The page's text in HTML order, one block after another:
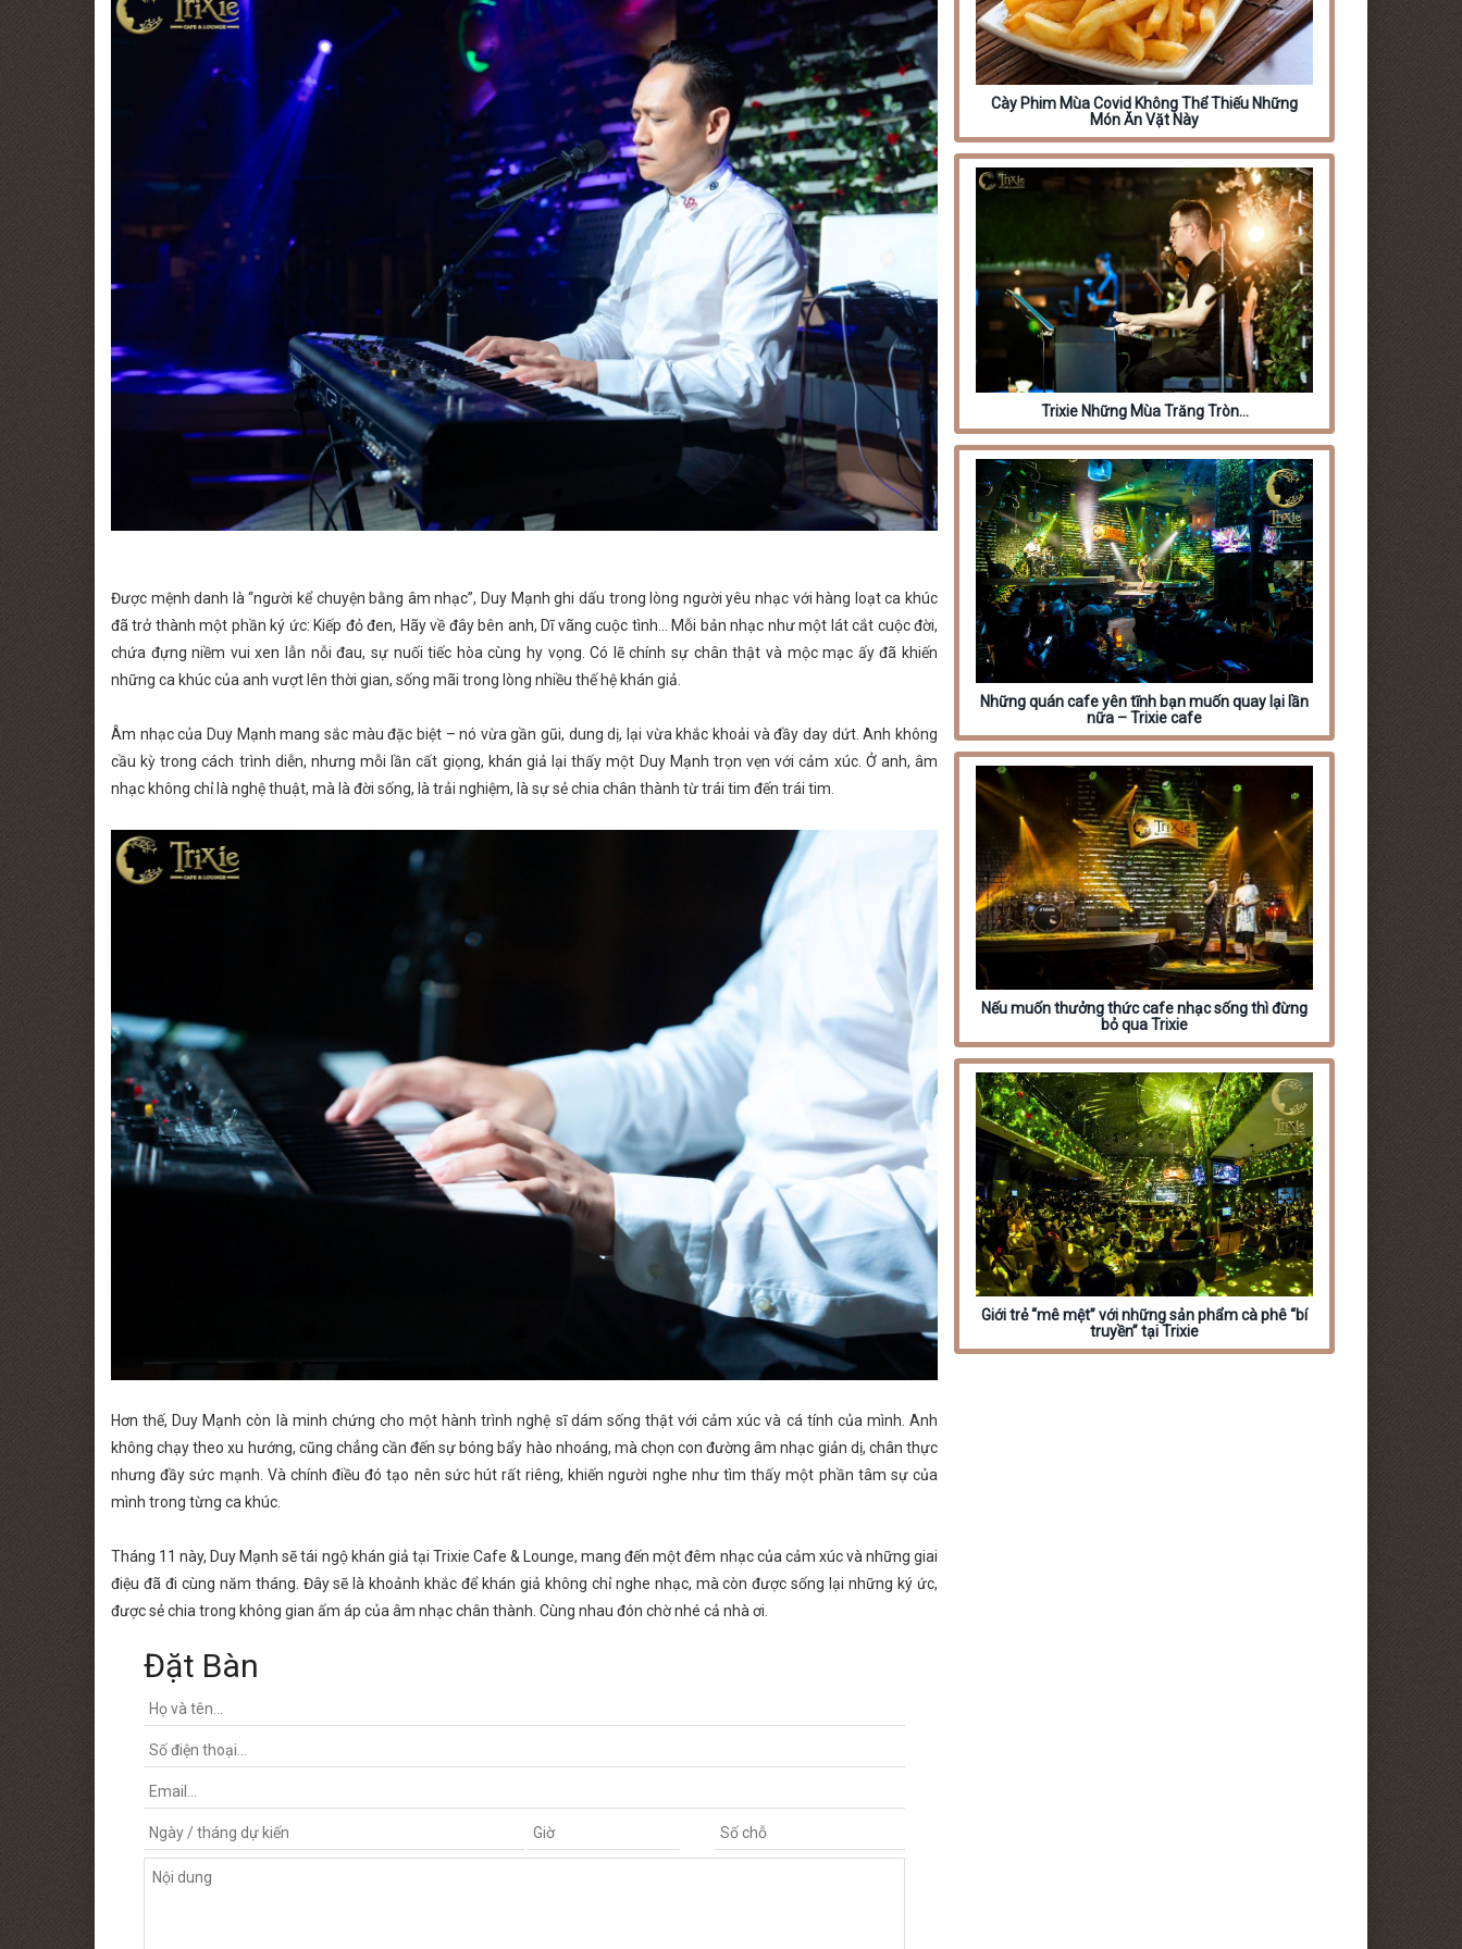
Được mệnh danh là “người kể chuyện bằng âm nhạc”, Duy Mạnh ghi dấu trong lòng người yêu nhạc với hàng loạt ca khúc
đã trở thành một phần ký ức: Kiếp đỏ đen, Hãy về đây bên anh, Dĩ vãng cuộc tình… Mỗi bản nhạc như một lát cắt cuộc đời,
chứa đựng niềm vui xen lẫn nỗi đau, sự nuối tiếc hòa cùng hy vọng. Có lẽ chính sự chân thật và mộc mạc ấy đã khiến
những ca khúc của anh vượt lên thời gian, sống mãi trong lòng nhiều thế hệ khán giả.
Âm nhạc của Duy Mạnh mang sắc màu đặc biệt – nó vừa gần gũi, dung dị, lại vừa khắc khoải và đầy day dứt. Anh không
cầu kỳ trong cách trình diễn, nhưng mỗi lần cất giọng, khán giả lại thấy một Duy Mạnh trọn vẹn với cảm xúc. Ở anh, âm
nhạc không chỉ là nghệ thuật, mà là đời sống, là trải nghiệm, là sự sẻ chia chân thành từ trái tim đến trái tim.
Hơn thế, Duy Mạnh còn là minh chứng cho một hành trình nghệ sĩ dám sống thật với cảm xúc và cá tính của mình. Anh
không chạy theo xu hướng, cũng chẳng cần đến sự bóng bẩy hào nhoáng, mà chọn con đường âm nhạc giản dị, chân thực
nhưng đầy sức mạnh. Và chính điều đó tạo nên sức hút rất riêng, khiến người nghe như tìm thấy một phần tâm sự của
mình trong từng ca khúc.
Tháng 11 này, Duy Mạnh sẽ tái ngộ khán giả tại Trixie Cafe & Lounge, mang đến một đêm nhạc của cảm xúc và những giai
điệu đã đi cùng năm tháng. Đây sẽ là khoảnh khắc để khán giả không chỉ nghe nhạc, mà còn được sống lại những ký ức,
được sẻ chia trong không gian ấm áp của âm nhạc chân thành. Cùng nhau đón chờ nhé cả nhà ơi.
Đặt Bàn
Cày Phim Mùa Covid Không Thể Thiếu Những
Món Ăn Vặt Này
Trixie Những Mùa Trăng Tròn…
Những quán cafe yên tĩnh bạn muốn quay lại lần
nữa – Trixie cafe
Nếu muốn thưởng thức cafe nhạc sống thì đừng
bỏ qua Trixie
Giới trẻ “mê mệt” với những sản phẩm cà phê “bí
truyền” tại Trixie